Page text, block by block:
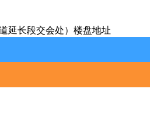
延长段交会处） 楼盘地址